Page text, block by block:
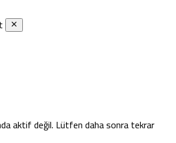
aktif değil. Lütfen daha sonra tekrar